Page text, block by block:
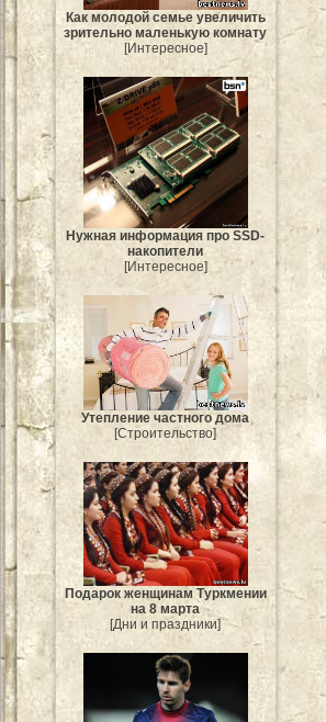
Как молодой семье увеличить
зрительно маленькую комнату
[Интересное]
Нужная информация про SSD-
накопители
[Интересное]
Утепление частного дома
[Строительство]
Подарок женщинам Туркмении
на 8 марта
[Дни и праздники]